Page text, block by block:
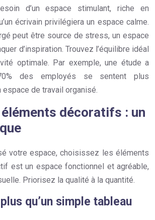
d’un espace stimulant, riche en
écrivain privilégiera un espace calme.
peut être source de stress, un espace
d’inspiration. Trouvez l’équilibre idéal
optimale. Par exemple, une étude a
des employés se sentent plus
de travail organisé.
décoratifs : un
votre espace, choisissez les éléments
est un espace fonctionnel et agréable,
Priorisez la qualité à la quantité.
qu’un simple tableau